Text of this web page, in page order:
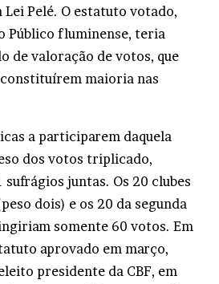
Lei Pelé. O estatuto votado,
Público fluminense, teria
de valoração de votos, que
maioria nas
a participarem daquela
dos votos triplicado,
sufrágios juntas. Os 20 clubes
dois) e os 20 da segunda
somente 60 votos. Em
aprovado em março,
presidente da CBF, em